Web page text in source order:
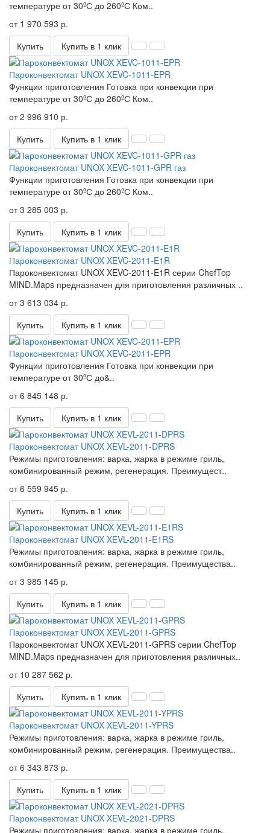
температуре от 30ºС до 260ºС Ком..
от 1 970 593 р.
Купить
Купить в 1 клик
Пароконвектомат UNOX XEVC-1011-EPR
Функции приготовления Готовка при конвекции при
температуре от 30ºС до 260ºС Ком..
от 2 996 910 р.
Купить
Купить в 1 клик
Пароконвектомат UNOX XEVC-1011-GPR газ
Функции приготовления Готовка при конвекции при
температуре от 30ºС до 260ºС Ком..
от 3 285 003 р.
Купить
Купить в 1 клик
Пароконвектомат UNOX XEVC-2011-E1R
Пароконвектомат UNOX XEVC-2011-E1R серии ChefTop
MIND.Maps предназначен для приготовления различных ..
от 3 613 034 р.
Купить
Купить в 1 клик
Пароконвектомат UNOX XEVC-2011-EPR
Функции приготовления Готовка при конвекции при
температуре от 30ºС до&..
от 6 845 148 р.
Купить
Купить в 1 клик
Пароконвектомат UNOX XEVL-2011-DPRS
Режимы приготовления: варка, жарка в режиме гриль,
комбинированный режим, регенерация. Преимущест..
от 6 559 945 р.
Купить
Купить в 1 клик
Пароконвектомат UNOX XEVL-2011-E1RS
Режимы приготовления: варка, жарка в режиме гриль,
комбинированный режим, регенерация. Преимущества..
от 3 985 145 р.
Купить
Купить в 1 клик
Пароконвектомат UNOX XEVL-2011-GPRS
Пароконвектомат UNOX XEVL-2011-GPRS серии ChefTop
MIND.Maps предназначен для приготовления различных..
от 10 287 562 р.
Купить
Купить в 1 клик
Пароконвектомат UNOX XEVL-2011-YPRS
Режимы приготовления: варка, жарка в режиме гриль,
комбинированный режим, регенерация. Преимущества..
от 6 343 873 р.
Купить
Купить в 1 клик
Пароконвектомат UNOX XEVL-2021-DPRS
Режимы приготовления: варка, жарка в режиме гриль,